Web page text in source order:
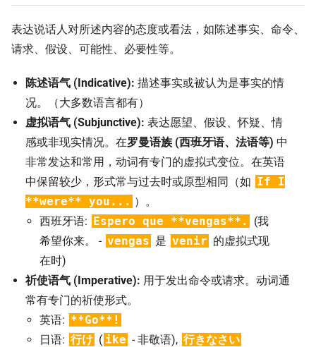
表达说话人对所述内容的态度或看法，如陈述事实、命令、
请求、假设、可能性、必要性等。
陈述语气 (Indicative): 描述事实或被认为是事实的情
况。（大多数语言都有）
虚拟语气 (Subjunctive): 表达愿望、假设、怀疑、情
感或非现实情况。在罗曼语族 (西班牙语、法语等) 中
非常发达和常用，动词有专门的虚拟式变位。在英语
中保留较少，形式常与过去时或原型相同（如 If I
**were** you... ）。
西班牙语: Espero que **vengas**.
(我
希望你来。 - vengas 是 venir 的虚拟式现
在时)
祈使语气 (Imperative): 用于发出命令或请求。动词通
常有专门的祈使形式。
英语: **Go**!
日语: 行け ( ike - 非敬语), 行きなさい